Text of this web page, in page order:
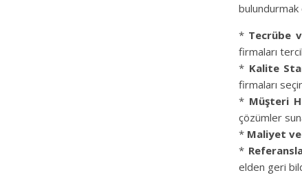
bulundurmak
* Tecrübe
firmaları
* Kalite
firmaları
* Müşteri
çözümler
* Maliyet
*
elden geri